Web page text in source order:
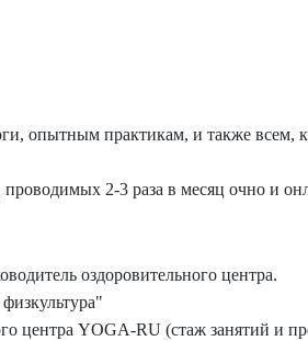
опытным практикам, и также всем,
проводимых 2-3 раза в месяц очно и
оздоровительного центра.
центра YOGA-RU (стаж занятий и